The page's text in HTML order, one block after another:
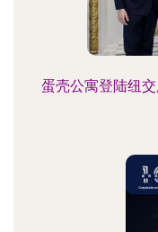
蛋壳公寓登陆纽